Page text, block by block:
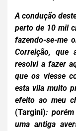
A condução
perto de 10 mil
fazendo-se-me
Correição, que
resolvi a fazer
que os viesse
esta vila muito
efeito ao meu
(Targini):
uma antiga